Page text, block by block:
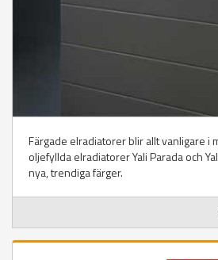
Färgade elradiatorer blir allt vanligare i
oljefyllda elradiatorer Yali Parada och
nya, trendiga färger.